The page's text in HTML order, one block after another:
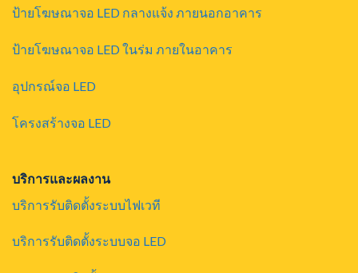
ป้ายโฆษณาจอ LED กลางแจ้ง ภายนอกอาคาร
ป้ายโฆษณาจอ LED ในร่ม ภายในอาคาร
อุปกรณ์จอ LED
โครงสร้างจอ LED
บริการและผลงาน
บริการรับติดตั้งระบบไฟเวที
บริการรับติดตั้งระบบจอ LED